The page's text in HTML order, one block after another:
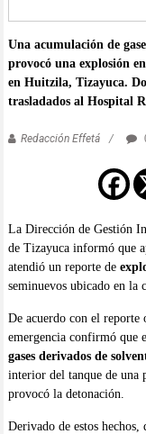
Una acumulación de
provocó una explosión
en Huitzila, Tizayuca.
trasladados al Hospital
Redacción Effetá
La Dirección de Gestión
de Tizayuca informó que
atendió un reporte de
seminuevos ubicado en la
De acuerdo con el
emergencia confirmó que
gases derivados de
interior del tanque de una
provocó la detonación.
Derivado de estos hechos,